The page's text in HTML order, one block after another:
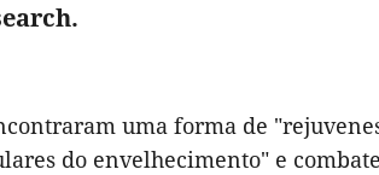
uma forma de
do envelhecimento" e